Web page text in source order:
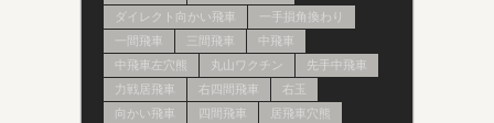
ダイレクト向かい飛車
一手損角換わり
一間飛車
三間飛車
中飛車
中飛車左穴熊
丸山ワクチン
先手中飛車
力戦居飛車
右四間飛車
右玉
向かい飛車
四間飛車
居飛車穴熊